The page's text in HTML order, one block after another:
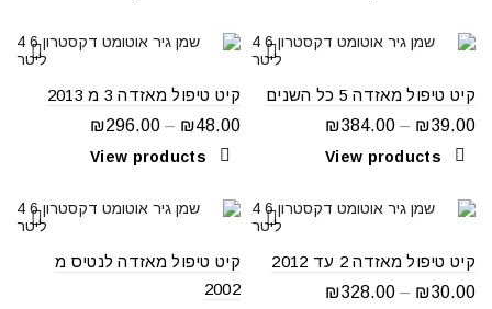
קיט טיפול מאזדה 5 כל השנים
₪39.00
–
₪384.00
View products
קיט טיפול מאזדה 3 מ 2013
₪48.00
–
₪296.00
View products
קיט טיפול מאזדה 2 עד 2012
₪30.00
–
₪328.00
קיט טיפול מאזדה לנטיס מ
2002